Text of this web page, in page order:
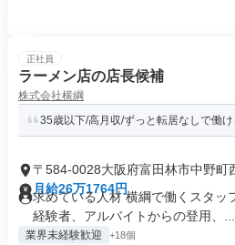
正社員
ラーメン店の店長候補
株式会社横綱
35歳以下/高月収/ずっと転居なしで働
〒584-0028大阪府富田林市中野町
月給26万1764円
求めている人材 横綱で働くスタッ
経験者、アルバイトからの登用、...
業界未経験歓迎 +18個